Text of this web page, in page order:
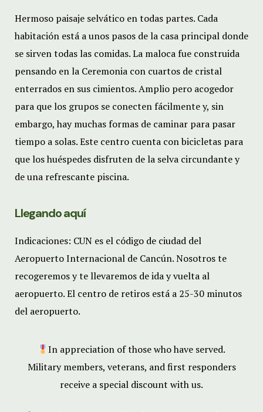
Hermoso paisaje selvático en todas partes. Cada
habitación está a unos pasos de la casa principal donde
se sirven todas las comidas. La maloca fue construida
pensando en la Ceremonia con cuartos de cristal
enterrados en sus cimientos. Amplio pero acogedor
para que los grupos se conecten fácilmente y, sin
embargo, hay muchas formas de caminar para pasar
tiempo a solas. Este centro cuenta con bicicletas para
que los huéspedes disfruten de la selva circundante y
de una refrescante piscina.
Llegando aquí
Indicaciones: CUN es el código de ciudad del
Aeropuerto Internacional de Cancún. Nosotros te
recogeremos y te llevaremos de ida y vuelta al
aeropuerto. El centro de retiros está a 25-30 minutos
del aeropuerto.
In appreciation of those who have served.
Military members, veterans, and first responders
receive a special discount with us.